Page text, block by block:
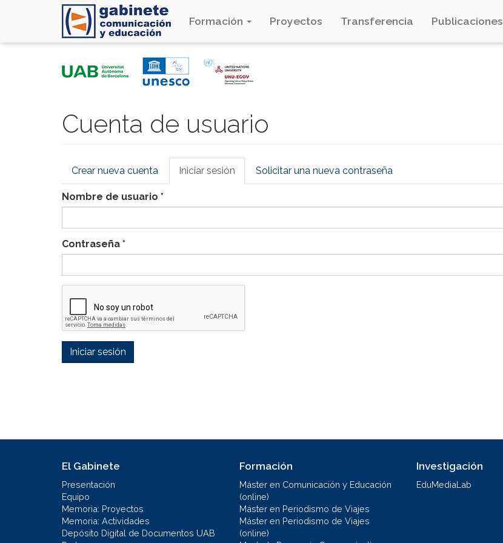
Formación Proyectos Transferencia Publicaciones
Cuenta de usuario
Solapas
principales
Crear nueva cuenta Iniciar sesión (solapa
activa)
Solicitar una nueva contraseña
Nombre de usuario *
Contraseña *
Iniciar sesión
El Gabinete
Presentación
Equipo
Memoria: Proyectos
Memoria: Actividades
Depósito Digital de Documentos UAB
Formación
Máster en Comunicación y Educación
(online)
Máster en Periodismo de Viajes
Máster en Periodismo de Viajes
(online)
Investigación
EduMediaLab